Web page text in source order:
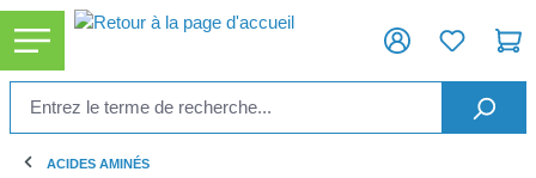
principal
ACIDES AMINÉS